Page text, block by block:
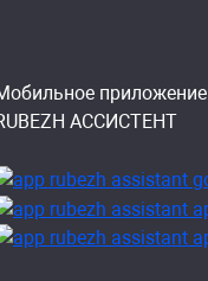
приложение
АССИСТЕНТ